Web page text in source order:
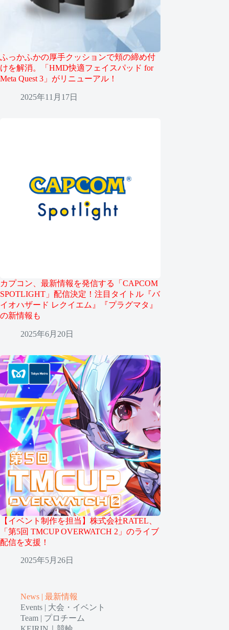
ふっかふかの厚手クッションで頬の締め付
けを解消。「HMD快適フェイスパッド for
Meta Quest 3」がリニューアル！
2025年11月17日
カプコン、最新情報を発信する「CAPCOM
SPOTLIGHT」配信決定！注目タイトル『バ
イオハザード レクイエム』『プラグマタ』
の新情報も
2025年6月20日
【イベント制作を担当】株式会社RATEL、
「第5回 TMCUP OVERWATCH 2」のライブ
配信を支援！
2025年5月26日
News | 最新情報
Events | 大会・イベント
Team | プロチーム